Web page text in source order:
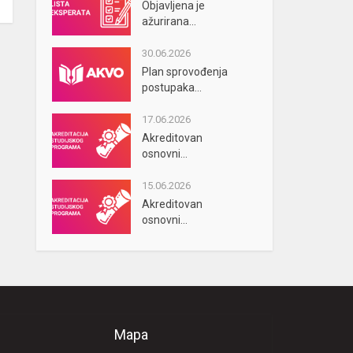
Objavljena je
ažurirana...
30.06.2026
Plan sprovođenja
postupaka...
17.06.2026
Akreditovan
osnovni...
15.06.2026
Akreditovan
osnovni...
Mapa